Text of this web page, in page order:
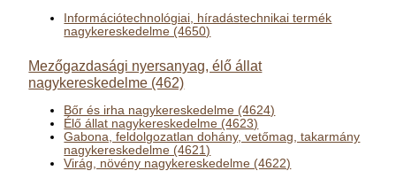
Információtechnológiai, híradástechnikai termék
nagykereskedelme (4650)
Mezőgazdasági nyersanyag, élő állat
nagykereskedelme (462)
Bőr és irha nagykereskedelme (4624)
Élő állat nagykereskedelme (4623)
Gabona, feldolgozatlan dohány, vetőmag, takarmány
nagykereskedelme (4621)
Virág, növény nagykereskedelme (4622)